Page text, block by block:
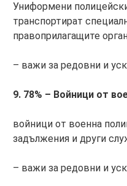
Униформени
транспортират
правоприлагащите
– важи за редовни и
9. 78% – Войници от
войници от военна
задължения и други
– важи за редовни и